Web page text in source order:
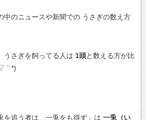
中のニュースや新聞での うさぎの数え方
うさぎを飼ってる人は 1頭と数える方が比
｀*)
を追う者は、一兎をも得ず」は 一兎（い